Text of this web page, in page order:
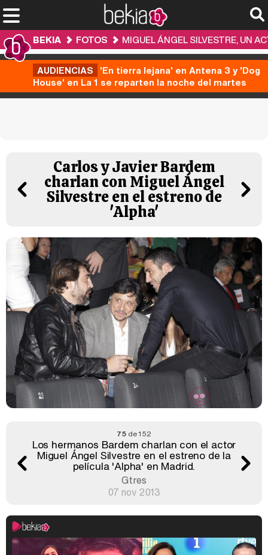
BEKIA FOTOS MIGUEL ÁNGEL SILVESTRE, UN
AUDIENCIAS 'En tierra lejana' en Antena 3 y 'Dog
House' en La 1 se reparten la noche del martes
Carlos y Javier Bardem
charlan con Miguel Ángel
Silvestre en el estreno de
'Alpha'
75de 152
Los hermanos Bardem charlan con el actor
Miguel Ángel Silvestre en el estreno de la
película 'Alpha' en Madrid.
Gtres
07 nov 2013